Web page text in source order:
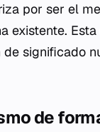
por ser el
existente.
de significado
de